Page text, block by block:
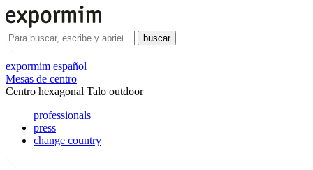
buscar
expormim español
Mesas de centro
Centro hexagonal Talo outdoor
professionals
press
change country